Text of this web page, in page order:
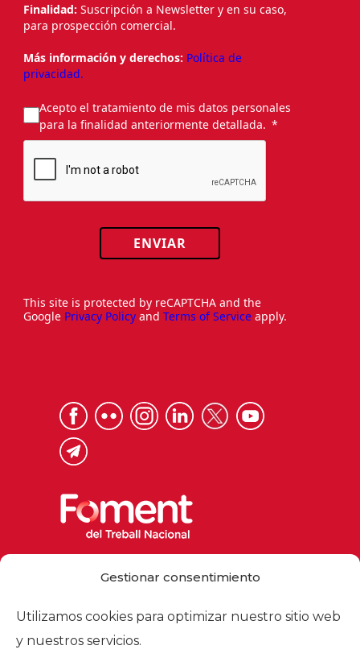
Gestionar consentimiento
Utilizamos cookies para optimizar nuestro sitio web
y nuestros servicios.
Finalidad: Suscripción a Newsletter y en su caso,
para prospección comercial.
Más información y derechos: Política de
privacidad.
Acepto el tratamiento de mis datos personales
para la finalidad anteriormente detallada.
ENVIAR
This site is protected by reCAPTCHA and the
Google Privacy Policy and Terms of Service apply.
foment@foment.com